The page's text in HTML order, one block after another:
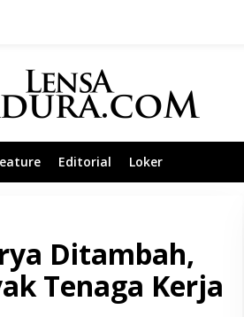
Editorial Loker
Ditambah,
Tenaga Kerja